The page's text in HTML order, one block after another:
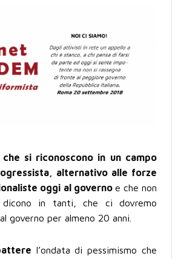
si riconoscono in un campo
alternativo alle forze
oggi al governo e che non
dicono in tanti, che ci dovremo
governo per almeno 20 anni.
l’ondata di pessimismo che